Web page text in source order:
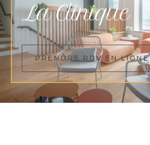
La Clinique
PRENDRE RDV EN LIGNE